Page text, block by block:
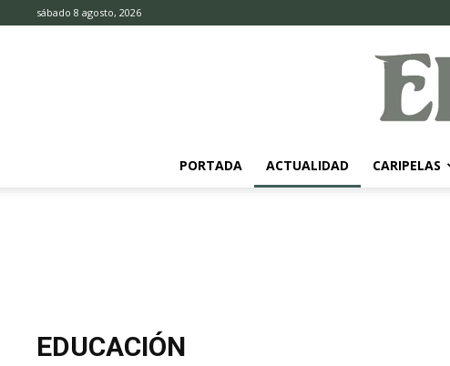
sábado 8 agosto, 2026
PORTADA ACTUALIDAD CARIPELAS
EDUCACIÓN